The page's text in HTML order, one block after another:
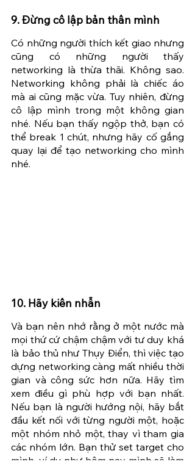
9. Đừng cô lập bản thân mình
Có những người thích kết giao nhưng
cũng có những người thấy
networking là thừa thãi. Không sao.
Networking không phải là chiếc áo
mà ai cũng mặc vừa. Tuy nhiên, đừng
cô lập mình trong một không gian
nhé. Nếu bạn thấy ngộp thở, bạn có
thể break 1 chút, nhưng hãy cố gắng
quay lại để tạo networking cho mình
nhé.
10. Hãy kiên nhẫn
Và bạn nên nhớ rằng ở một nước mà
mọi thứ cứ chậm chậm với tư duy khá
là bảo thủ như Thụy Điển, thì việc tạo
dựng networking càng mất nhiều thời
gian và công sức hơn nữa. Hãy tìm
xem điều gì phù hợp với bạn nhất.
Nếu bạn là người hướng nội, hãy bắt
đầu kết nối với từng người một, hoặc
một nhóm nhỏ một, thay vì tham gia
các nhóm lớn. Bạn thử set target cho
mình, ví dụ như hôm nay mình sẽ làm